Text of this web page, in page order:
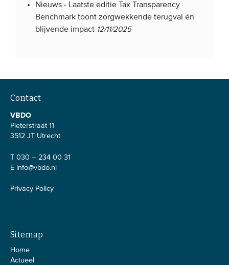
Nieuws - Laatste editie Tax Transparency
Benchmark toont zorgwekkende terugval én
blijvende impact 12/11/2025
Contact
VBDO
Pieterstraat 11
3512 JT Utrecht
T 030 – 234 00 31
E info@vbdo.nl
Privacy Policy
Sitemap
Home
Actueel